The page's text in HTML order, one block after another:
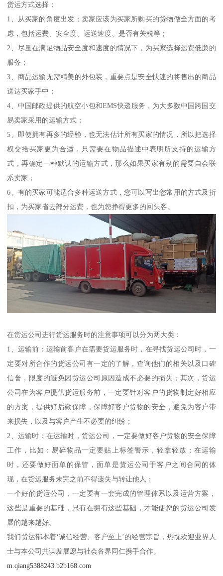
货运方式选择：
1、从买家的角度出发；卖家应该为买家所购买的货物做全方面的考
虑，包括运费、安全度、运送速度、是否有关税等；
2、尽量在满足物品安全度和速度的情况下，为买家选择运费低廉的
服务；
3、商品运输无需精美的外包装，重要点是安全快速的将售出的商品
送达买家手中；
4、中国邮政提供的航空小包和EMS快递服务，为大多数中国跨国交
易卖家采用的运输方式；
5、即使拥有再多的经验，也无法估计所有买家的情况，所以把选择
权交给买家更为合适，只需要在物品描述中表明所支持的运输方
式，再确定一种默认的运输方式，那么如果买家有别的需要自会联
系卖家；
6、有的买家可能适合多种运送方式，您可以写出您常用的方式及折
扣，为买家省去部分运费，也为您挣得更多的回头客。
在货运公司进行货运服务时的注意事项可以分为两大类：
1、运输前：运输前客户在需要货运服务时，在寻找货运公司时，一
定要对所合作的货运公司有一定的了解，查询他们的相关以及口碑
信誉，限度的避免因货运公司原因造成不必要的损失；其次，货运
公司在为客户提供货运服务前，一定要针对客户的货物制定好相应
的方案，提供好后勤保障，保障好客户货物的安全，避免为客户带
来损失，以及与客户产生不必要的纠纷；
2、运输时：在运输时，货运公司，一定要做好客户货物的安全保障
工作，比如：易碎物品一定要贴上标签警示，轻拿轻放；在运输
时，还要做好面单的保管，面单是货运公司于客户之间合同的体
现，在货运服务未完之前不得遗失与转让他人；
一个好的货运公司，一定要有一套完成的管理体系以及运营方案，
这些是重要的基础，只有在拥有这些基础，才能使您的货运公司发
展的越来越好。
我们货运部本着‘诚信经营、客户至上’的经营宗旨，热忱欢迎业界人
士与本公司共谋发展愿与社会各界同仁携手合作。
m.qiang5388243.b2b168.com